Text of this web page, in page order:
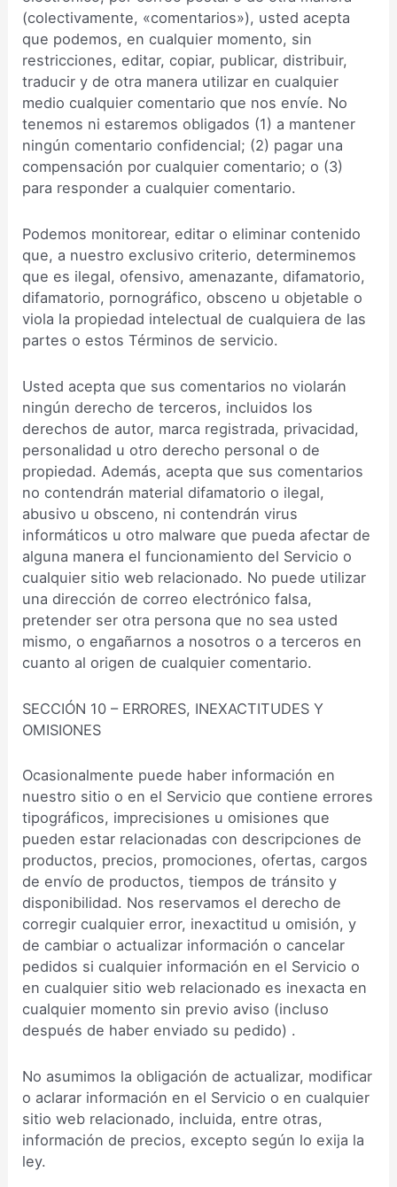
(colectivamente, «comentarios»), usted acepta
que podemos, en cualquier momento, sin
restricciones, editar, copiar, publicar, distribuir,
traducir y de otra manera utilizar en cualquier
medio cualquier comentario que nos envíe. No
tenemos ni estaremos obligados (1) a mantener
ningún comentario confidencial; (2) pagar una
compensación por cualquier comentario; o (3)
para responder a cualquier comentario.
Podemos monitorear, editar o eliminar contenido
que, a nuestro exclusivo criterio, determinemos
que es ilegal, ofensivo, amenazante, difamatorio,
difamatorio, pornográfico, obsceno u objetable o
viola la propiedad intelectual de cualquiera de las
partes o estos Términos de servicio.
Usted acepta que sus comentarios no violarán
ningún derecho de terceros, incluidos los
derechos de autor, marca registrada, privacidad,
personalidad u otro derecho personal o de
propiedad. Además, acepta que sus comentarios
no contendrán material difamatorio o ilegal,
abusivo u obsceno, ni contendrán virus
informáticos u otro malware que pueda afectar de
alguna manera el funcionamiento del Servicio o
cualquier sitio web relacionado. No puede utilizar
una dirección de correo electrónico falsa,
pretender ser otra persona que no sea usted
mismo, o engañarnos a nosotros o a terceros en
cuanto al origen de cualquier comentario.
SECCIÓN 10 – ERRORES, INEXACTITUDES Y
OMISIONES
Ocasionalmente puede haber información en
nuestro sitio o en el Servicio que contiene errores
tipográficos, imprecisiones u omisiones que
pueden estar relacionadas con descripciones de
productos, precios, promociones, ofertas, cargos
de envío de productos, tiempos de tránsito y
disponibilidad. Nos reservamos el derecho de
corregir cualquier error, inexactitud u omisión, y
de cambiar o actualizar información o cancelar
pedidos si cualquier información en el Servicio o
en cualquier sitio web relacionado es inexacta en
cualquier momento sin previo aviso (incluso
después de haber enviado su pedido) .
No asumimos la obligación de actualizar, modificar
o aclarar información en el Servicio o en cualquier
sitio web relacionado, incluida, entre otras,
información de precios, excepto según lo exija la
ley.